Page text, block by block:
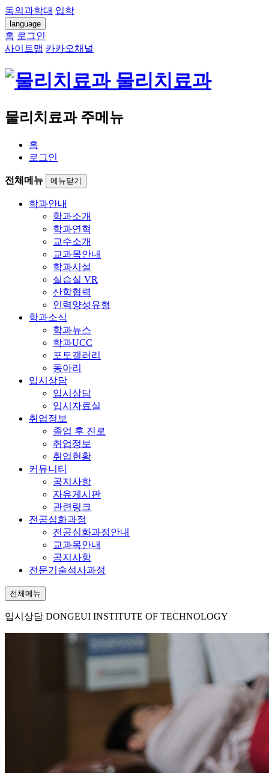
동의과학대 입학
language
홈 로그인
사이트맵 카카오채널
물리치료과
물리치료과 주메뉴
홈
로그인
전체메뉴 메뉴닫기
학과안내
학과소개
학과연혁
교수소개
교과목안내
학과시설
실습실 VR
산학협력
인력양성유형
학과소식
학과뉴스
학과UCC
포토갤러리
동아리
입시상담
입시상담
입시자료실
취업정보
졸업 후 진로
취업정보
취업현황
커뮤니티
공지사항
자유게시판
관련링크
전공심화과정
전공심화과정안내
교과목안내
공지사항
전문기술석사과정
전체메뉴
입시상담 DONGEUI INSTITUTE OF TECHNOLOGY